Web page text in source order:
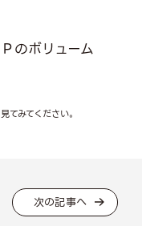
のボリューム
てみてください。
次の記事へ